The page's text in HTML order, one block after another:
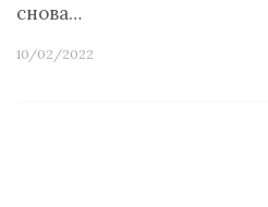
снова…
10/02/2022